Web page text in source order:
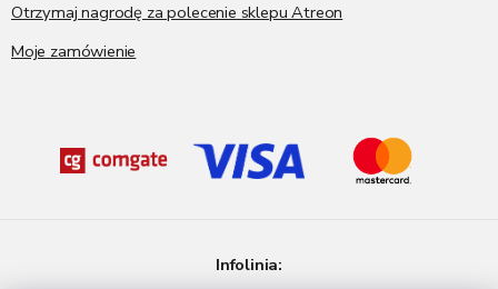
Otrzymaj nagrodę za polecenie sklepu Atreon
Moje zamówienie
Infolinia: